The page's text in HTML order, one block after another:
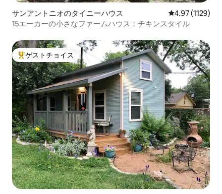
サンアントニオのタイニーハウス レビュー1129
4.97 (1129)
15エーカーの小さなファームハウス：チキンスタイル
大好評のゲストチョイスです。
ゲストチョイス